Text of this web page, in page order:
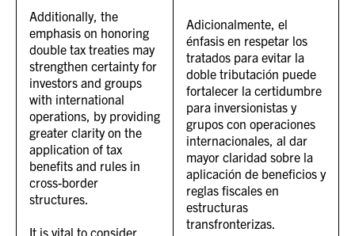
Additionally, the
emphasis on honoring
double tax treaties may
strengthen certainty for
investors and groups
with international
operations, by providing
greater clarity on the
application of tax
benefits and rules in
cross-border
structures.
It is vital to consider
Adicionalmente, el
énfasis en respetar los
tratados para evitar la
doble tributación puede
fortalecer la certidumbre
para inversionistas y
grupos con operaciones
internacionales, al dar
mayor claridad sobre la
aplicación de beneficios y
reglas fiscales en
estructuras
transfronterizas.